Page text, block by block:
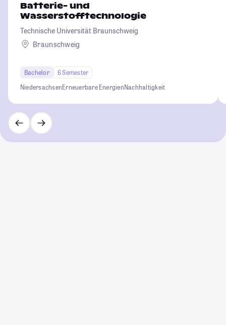
Batterie- und
Wasserstofftechnologie
Technische Universität Braunschweig
Braunschweig
Bachelor
6 Semester
NiedersachsenErneuerbare EnergienNachhaltigkeit